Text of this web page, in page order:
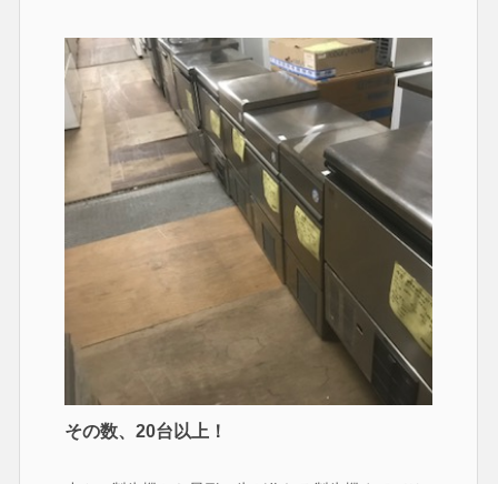
その数、20台以上！